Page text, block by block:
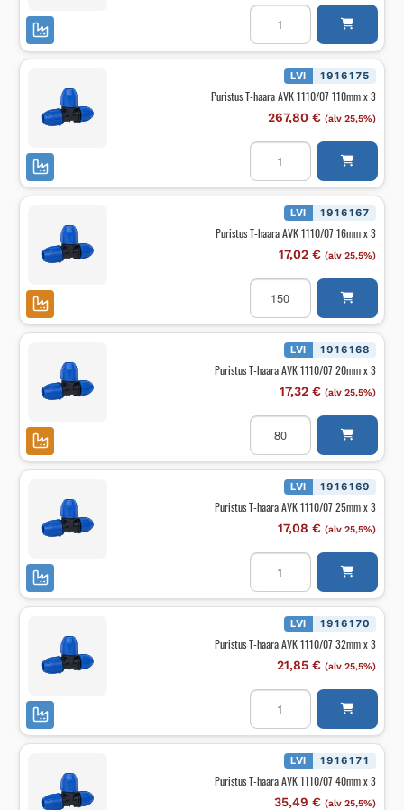
Puristus
supistusliitin
1110/03
90mm
63mm
määrä
LVI 1916175
Puristus T-haara AVK 1110/07 110mm x 3
267,80 € (alv 25,5%)
Puristus
AVK
1110/07
110mm
3
määrä
LVI 1916167
Puristus T-haara AVK 1110/07 16mm x 3
17,02 € (alv 25,5%)
Puristus
AVK
1110/07
16mm
3
määrä
LVI 1916168
Puristus T-haara AVK 1110/07 20mm x 3
17,32 € (alv 25,5%)
Puristus
AVK
1110/07
20mm
3
määrä
LVI 1916169
Puristus T-haara AVK 1110/07 25mm x 3
17,08 € (alv 25,5%)
Puristus
AVK
1110/07
25mm
3
määrä
LVI 1916170
Puristus T-haara AVK 1110/07 32mm x 3
21,85 € (alv 25,5%)
Puristus
AVK
1110/07
32mm
3
määrä
LVI 1916171
Puristus T-haara AVK 1110/07 40mm x 3
35,49 € (alv 25,5%)